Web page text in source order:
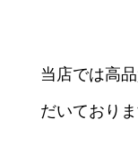
当店では高
だいておりま